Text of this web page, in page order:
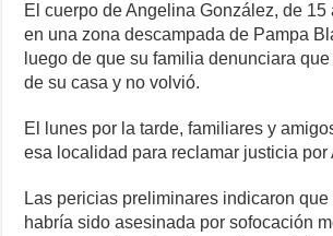
El cuerpo de Angelina González, de
en una zona descampada de Pampa
luego de que su familia denunciara
de su casa y no volvió.
El lunes por la tarde, familiares y
esa localidad para reclamar justicia por
Las pericias preliminares indicaron
habría sido asesinada por sofocación